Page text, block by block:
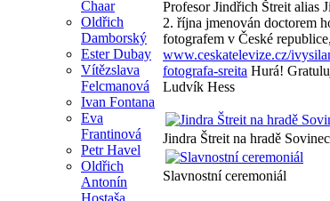
Chaar
Oldřich
Damborský
Ester Dubay
Vítězslava
Felcmanová
Ivan Fontana
Eva
Frantinová
Petr Havel
Oldřich
Antonín
Hostaša
Profesor Jindřich Štreit alias
2. října jmenován doctorem
fotografem v České
www.ceskatelevize.cz/
fotografa-sreita Hurá!
Ludvík Hess
Jindra Štreit na hradě
Slavnostní ceremoniál